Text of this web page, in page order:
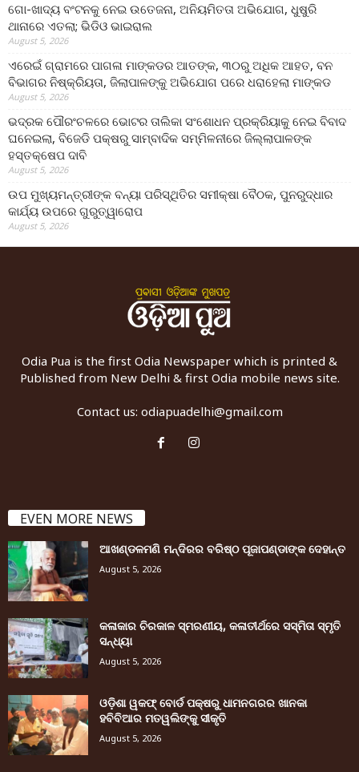
ଗୋ-ଖାଦ୍ୟ ବଂଟନକୁ ନେଇ ଉତେଜନା, ଅନିୟମିତତା ଅଭିଯୋଗ, ଧୁଷୁରି
ଥାନାରେ ଏତଲା; ଭିଡିଓ ଭାଇରାଲ
August 5, 2026
ଏରେଇଁ ଗ୍ରାମରେ ପାଗଳା ମାଙ୍କଡର ଆତଙ୍କ, ୩୦ରୁ ଅଧିକ ଆହତ, ବନ
ବିଭାଗର ନିଷ୍କ୍ରିୟତା, ଜିଲାପାଳଙ୍କୁ ଅଭିଯୋଗ ପରେ ଧରାହେଲା ମାଙ୍କଡ
August 5, 2026
ଭଦ୍ରକ ପୌରଂଚଳରେ ଭୋଟର ତାଲିକା ସଂଶୋଧନ ପ୍ରକ୍ରିୟାକୁ ନେଇ ବିବାଦ
ଘନେଇଲା, ବିଜେଡି ପକ୍ଷରୁ ସାମ୍ବାଦିକ ସମ୍ମିଳନୀରେ ଜିଲ୍ଲାପାଳଙ୍କ
ହସ୍ତକ୍ଷେପ ଦାବି
August 5, 2026
ଉପ ମୁଖ୍ୟମନ୍ତ୍ରୀଙ୍କ ବନ୍ୟା ପରିସ୍ଥିତିର ସମୀକ୍ଷା ବୈଠକ, ପୁନରୁଦ୍ଧାର
କାର୍ଯ୍ୟ ଉପରେ ଗୁରୁତ୍ୱାରୋପ
August 5, 2026
Odia Pua is the first Odia Newspaper which is printed &
Published from New Delhi & first Odia mobile news site.
Contact us: odiapuadelhi@gmail.com
EVEN MORE NEWS
ଆଖଣ୍ଡଳମଣି ମନ୍ଦିରର ବରିଷ୍ଠ ପୂଜାପଣ୍ଡାଙ୍କ ଦେହାନ୍ତ
August 5, 2026
କଳାକାର ଚିରକାଳ ସ୍ମରଣୀୟ, କଳାତୀର୍ଥରେ ସସ୍ମିତା ସ୍ମୃତି
ସନ୍ଧ୍ୟା
August 5, 2026
ଓଡ଼ିଶା ୱକଫ୍ ବୋର୍ଡ ପକ୍ଷରୁ ଧାମନଗରର ଖାନକା
ହବିବିଆର ମତୱଲିଙ୍କୁ ସୀକୃତି
August 5, 2026